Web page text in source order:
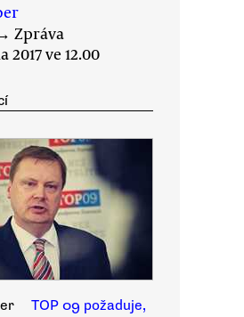
Zpráva
2017 ve 12.00
TOP 09 požaduje,